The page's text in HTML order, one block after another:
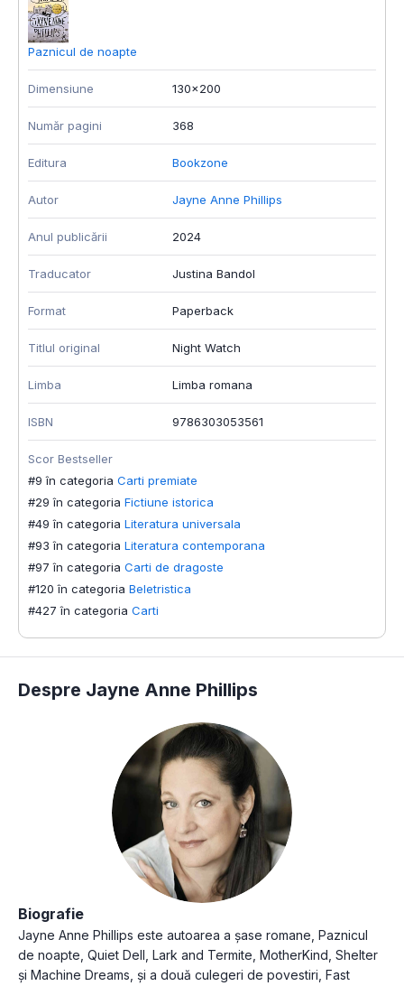
Paznicul de noapte
Dimensiune 130x200
Număr pagini 368
Editura Bookzone
Autor Jayne Anne Phillips
Anul publicării 2024
Traducator Justina Bandol
Format Paperback
Titlul original Night Watch
Limba Limba romana
ISBN 9786303053561
Scor Bestseller
#9 în categoria Carti premiate
#29 în categoria Fictiune istorica
#49 în categoria Literatura universala
#93 în categoria Literatura contemporana
#97 în categoria Carti de dragoste
#120 în categoria Beletristica
#427 în categoria Carti
Despre Jayne Anne Phillips
Biografie
Jayne Anne Phillips este autoarea a șase romane, Paznicul
de noapte, Quiet Dell, Lark and Termite, MotherKind, Shelter
și Machine Dreams, și a două culegeri de povestiri, Fast